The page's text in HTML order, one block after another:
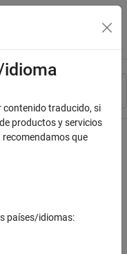
navegación
idioma
contenido traducido, si
productos y servicios
recomendamos que
países/idiomas: